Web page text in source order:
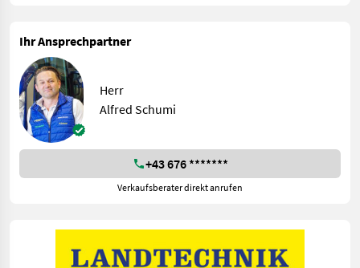
Ihr Ansprechpartner
Herr
Alfred Schumi
+43 676 *******
Verkaufsberater direkt anrufen